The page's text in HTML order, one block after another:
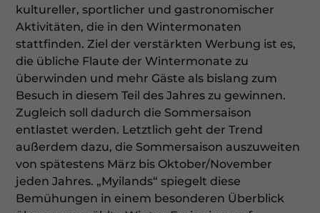
kultureller, sportlicher und gastronomischer
Aktivitäten, die in den Wintermonaten
stattfinden. Ziel der verstärkten Werbung ist es,
die übliche Flaute der Wintermonate zu
überwinden und mehr Gäste als bislang zum
Besuch in diesem Teil des Jahres zu gewinnen.
Zugleich soll dadurch die Sommersaison
entlastet werden. Letztlich geht der Trend
außerdem dazu, die Sommersaison auszuweiten
von spätestens März bis Oktober/November
jeden Jahres. „Myilands“ spiegelt diese
Bemühungen in einem besonderen Überblick